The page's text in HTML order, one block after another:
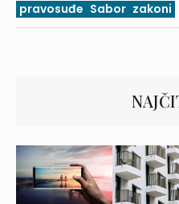
pravosuđe Sabor zakoni